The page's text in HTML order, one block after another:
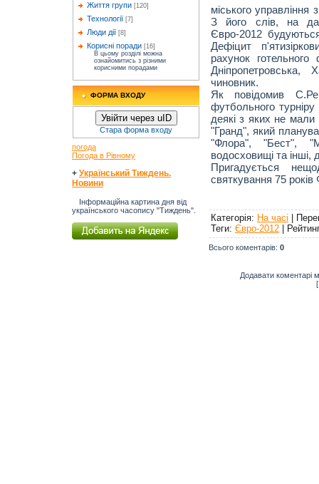
Життя групи [120]
Технології [7]
Люди дії [8]
Корисні поради [16]
В цьому розділі можна
ознайомитись з різними
корисними порадами
ФОРМА ВХОДУ
Увійти через uID
Стара форма входу
погода
Погода в Рівному
+ Український Тиждень.
Новини
Інформаційна картина дня від
українського часопису "Тиждень".
міського управління
З його слів, на
Євро-2012
Дефіцит
рахунок
Дніпропетровська,
чиновник.
Як повідомив
футбольного
деякі з яких не мали
"Гранд", який
"Флора", "Бест",
водосховищі та інші,
Пригадується
святкування 75
Категорія: На часі |
Теги: Євро-2012 |
Всього коментарів: 0
Додавати коментарі